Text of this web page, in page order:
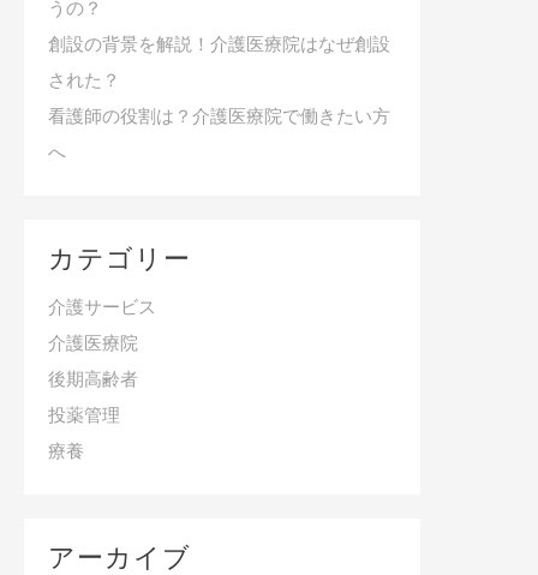
うの？
創設の背景を解説！介護医療院はなぜ創設
された？
看護師の役割は？介護医療院で働きたい方
へ
カテゴリー
介護サービス
介護医療院
後期高齢者
投薬管理
療養
アーカイブ